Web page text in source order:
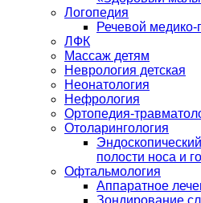
Логопедия
Речевой медико-
ЛФК
Массаж детям
Неврология детская
Неонатология
Нефрология
Ортопедия-
Отоларингология
полости носа и
Офтальмология
Аппаратное